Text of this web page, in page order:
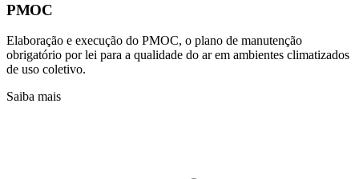
PMOC
Elaboração e execução do PMOC, o plano de manutenção
obrigatório por lei para a qualidade do ar em ambientes climatizados
de uso coletivo.
Saiba mais